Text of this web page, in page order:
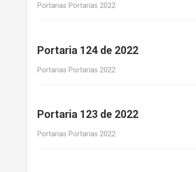
Portarias Portarias 2022
Portaria 124 de 2022
Portarias Portarias 2022
Portaria 123 de 2022
Portarias Portarias 2022